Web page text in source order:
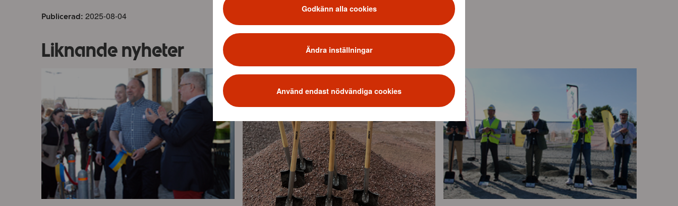
Godkänn alla cookies
Ändra inställningar
Använd endast nödvändiga cookies
Publicerad: 2025-08-04
Liknande nyheter